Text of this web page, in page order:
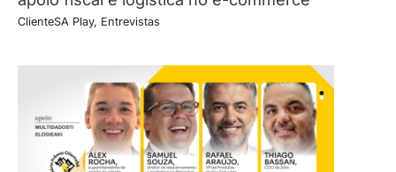
ClienteSA Play, Entrevistas